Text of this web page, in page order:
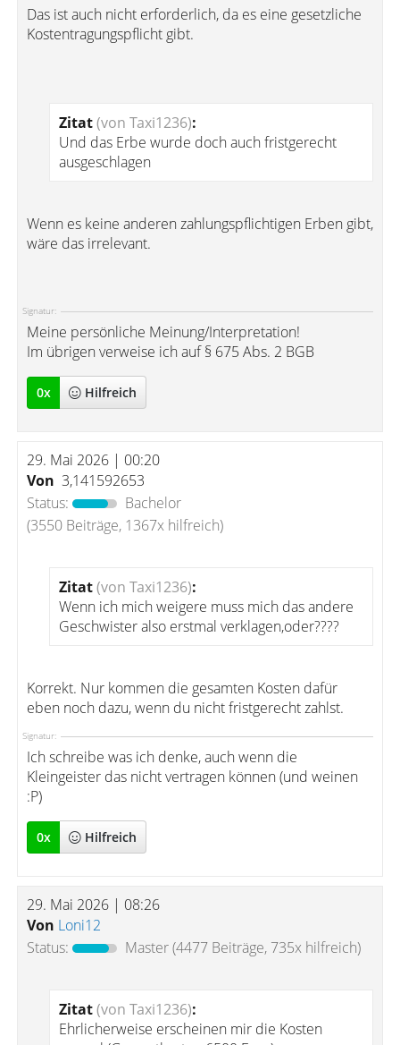
Das ist auch nicht erforderlich, da es eine gesetzliche
Kostentragungspflicht gibt.
Zitat(von Taxi1236):
Und das Erbe wurde doch auch fristgerecht
ausgeschlagen
Wenn es keine anderen zahlungspflichtigen Erben gibt,
wäre das irrelevant.
Signatur:
Meine persönliche Meinung/Interpretation!
Im übrigen verweise ich auf § 675 Abs. 2 BGB
0x Hilfreich
29. Mai 2026 | 00:20
Von 3,141592653
Status:
Bachelor
(3550 Beiträge, 1367x hilfreich)
Zitat(von Taxi1236):
Wenn ich mich weigere muss mich das andere
Geschwister also erstmal verklagen,oder????
Korrekt. Nur kommen die gesamten Kosten dafür
eben noch dazu, wenn du nicht fristgerecht zahlst.
Signatur:
Ich schreibe was ich denke, auch wenn die
Kleingeister das nicht vertragen können (und weinen
:P)
0x Hilfreich
29. Mai 2026 | 08:26
Von Loni12
Status:
Master(4477 Beiträge, 735x hilfreich)
Zitat(von Taxi1236):
Ehrlicherweise erscheinen mir die Kosten